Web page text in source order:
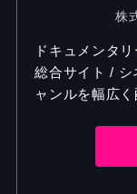
株
ドキュメンタ
総合サイト / シ
ャンルを幅広